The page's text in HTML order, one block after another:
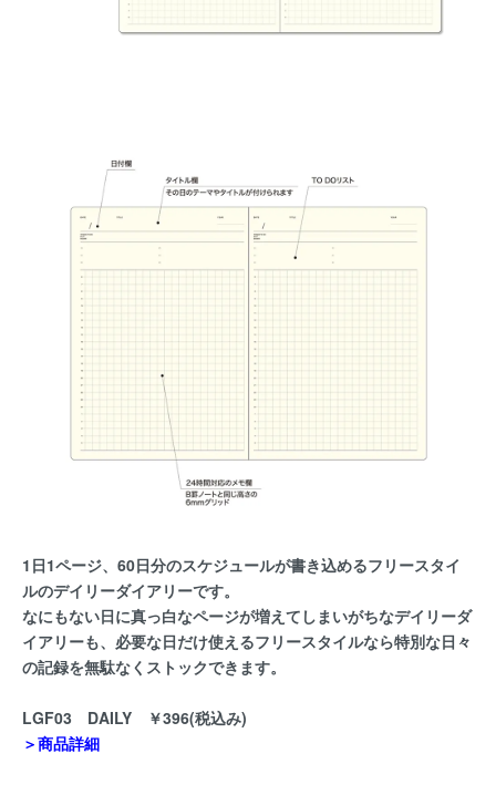
1日1ページ、60日分のスケジュールが書き込めるフリースタイ
ルのデイリーダイアリーです。
なにもない日に真っ白なページが増えてしまいがちなデイリーダ
イアリーも、必要な日だけ使えるフリースタイルなら特別な日々
の記録を無駄なくストックできます。
LGF03 DAILY ￥396(税込み)
＞商品詳細